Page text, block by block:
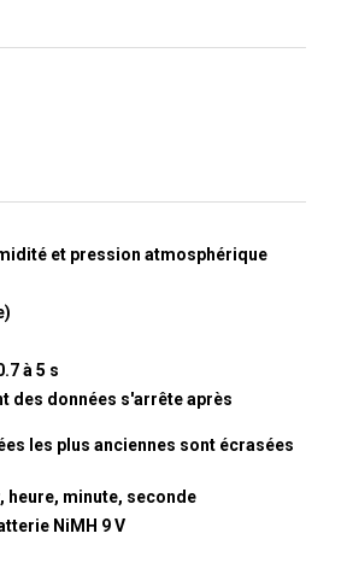
et pression atmosphérique
à 5 s
des données s'arrête après
les plus anciennes sont écrasées
heure, minute, seconde
NiMH 9 V